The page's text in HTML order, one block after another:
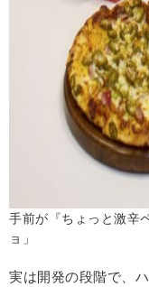
手前が『ちょっと激辛
ョ」
実は開発の段階で、